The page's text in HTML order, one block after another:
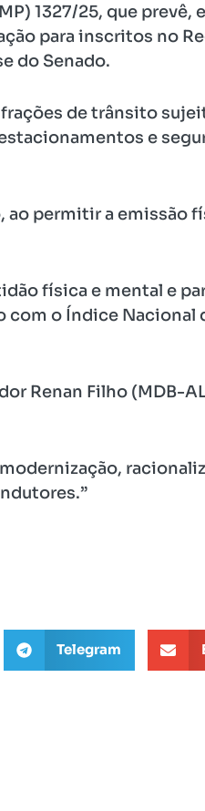
1327/25, que prevê,
para inscritos no
do Senado.
de trânsito
e
ao permitir a emissão
física e mental e
o Índice Nacional
Renan Filho (MDB-
Telegram